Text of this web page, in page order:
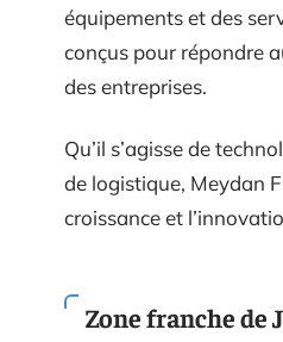
équipements et des
conçus pour répondre
des entreprises.
Qu’il s’agisse de
de logistique, Meydan
croissance et
Zone franche de